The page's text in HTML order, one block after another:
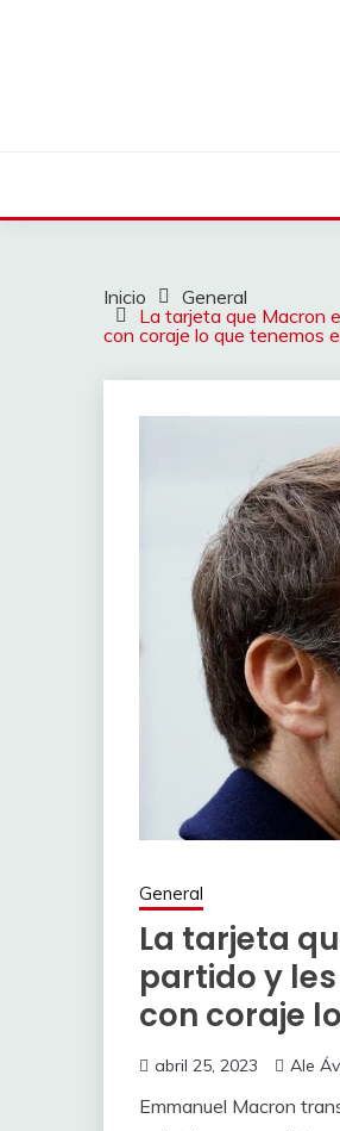
Inicio
General
La tarjeta que Macron
con coraje lo que tenemos
General
La tarjeta
partido y
con coraje
abril 25, 2023 Ale
Emmanuel Macron